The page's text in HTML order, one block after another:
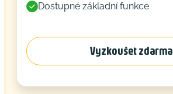
 Dostupné základní funkce
Vyzkoušet zdarma